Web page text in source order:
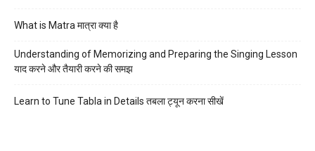
What is Matra मात्रा क्या है
Understanding of Memorizing and Preparing the Singing Lesson
याद करने और तैयारी करने की समझ
Learn to Tune Tabla in Details तबला ट्यून करना सीखें